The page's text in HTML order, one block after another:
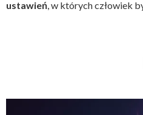
ustawień, w których człowiek